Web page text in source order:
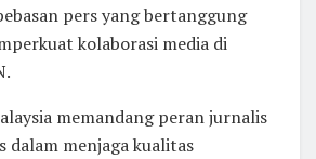
pers yang bertanggung
kolaborasi media di
memandang peran jurnalis
dalam menjaga kualitas